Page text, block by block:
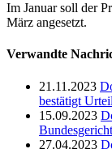
Im Januar soll der
März angesetzt.
Verwandte
21.11.2023
bestätigt
15.09.2023
27.04.2023